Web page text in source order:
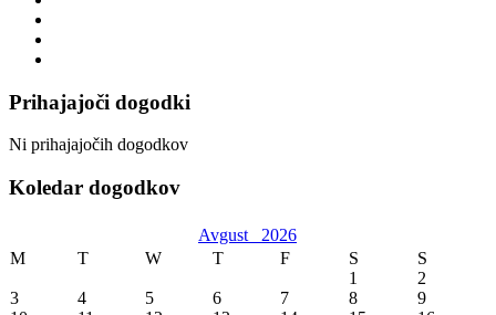
Prihajajoči dogodki
Ni prihajajočih dogodkov
Koledar dogodkov
Avgust 2026
M
T W T F S
S
1
2
3
4 5 6 7 8
9